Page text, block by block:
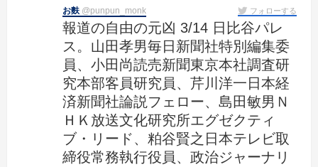
お麩 @punpun_monk フォローする
報道の自由の元凶 3/14 日比谷パレ
ス。山田孝男毎日新聞社特別編集委
員、小田尚読売新聞東京本社調査研
究本部客員研究員、芹川洋一日本経
済新聞社論説フェロー、島田敏男Ｎ
ＨＫ放送文化研究所エグゼクティ
ブ・リード、粕谷賢之日本テレビ取
締役常務執行役員、政治ジャーナリ